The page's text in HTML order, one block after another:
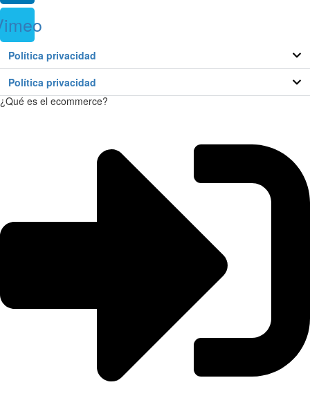
Política privacidad
Política privacidad
¿Qué es el ecommerce?